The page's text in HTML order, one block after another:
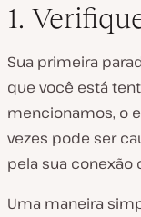
1.
Sua primeira
que você está
mencionamos, o
vezes pode ser
pela sua conexão
Uma maneira